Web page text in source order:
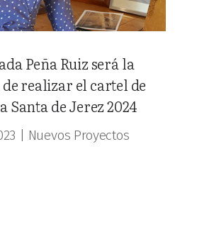
Peña Ruiz será la
realizar el cartel de
Santa de Jerez 2024
Nuevos Proyectos